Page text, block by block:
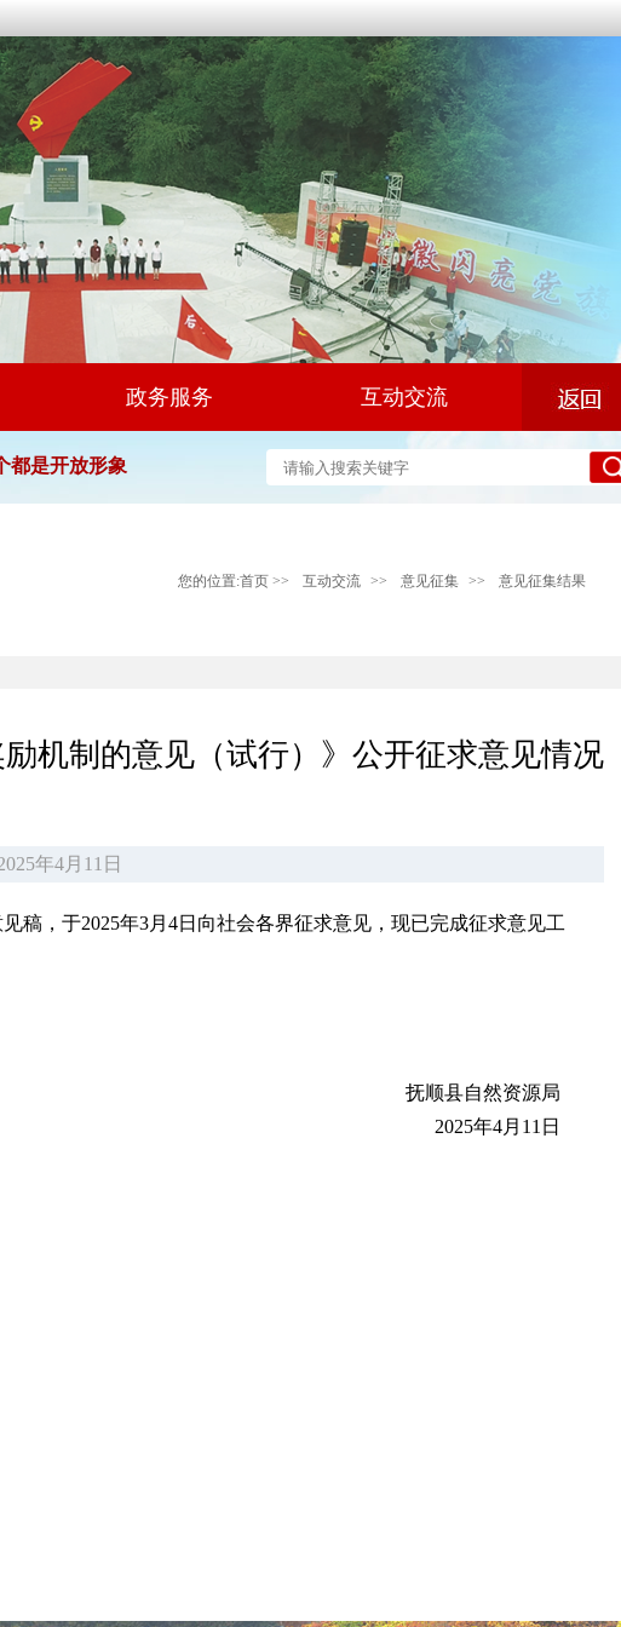
政务服务 互动交流
都是开放形象
您的位置:首页 >> 互动交流 >> 意见征集 >> 意见征集结果
机制的意见（试行）》公开征求意见情况
年4月11日
稿，于2025年3月4日向社会各界征求意见，现已完成征求意见工
抚顺县自然资源局
2025年4月11日